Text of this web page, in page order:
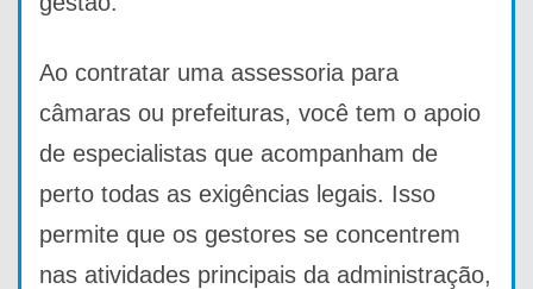
Ao contratar uma assessoria para
câmaras ou prefeituras, você tem o apoio
de especialistas que acompanham de
perto todas as exigências legais. Isso
permite que os gestores se concentrem
nas atividades principais da administração,